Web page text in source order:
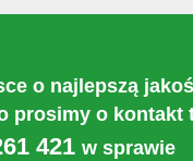
o najlepszą
prosimy o kontakt
421 w sprawie